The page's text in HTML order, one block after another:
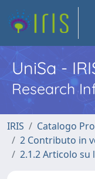
UniSa -
Research
IRIS
Catalogo
2 Contributo in
2.1.2 Articolo su